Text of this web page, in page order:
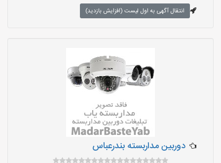
انتقال آگهی به اول لیست (افزایش بازدید)
دوربین مداربسته بندرعباس